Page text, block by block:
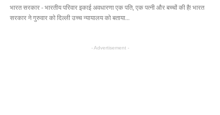
भारत सरकार - भारतीय परिवार इकाई अवधारणा एक पति, एक पत्नी और बच्चों की है! भारत
सरकार ने गुरुवार को दिल्ली उच्च न्यायालय को बताया...
- Advertisement -